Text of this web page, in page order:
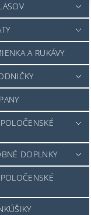
A RUKÁVY
DOPLNKY